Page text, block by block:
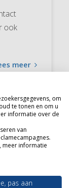
ook
meer
meer
om
te tonen en om u
informatie over de
van
meer informatie
pas aan